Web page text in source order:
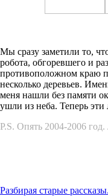
Мы сразу заметили то,
робота, обгоревшего и
противоположном краю
несколько деревьев.
меня нашли без памяти
ушли из неба. Теперь
P.S. Опять 2004-2006
Разбирая старые